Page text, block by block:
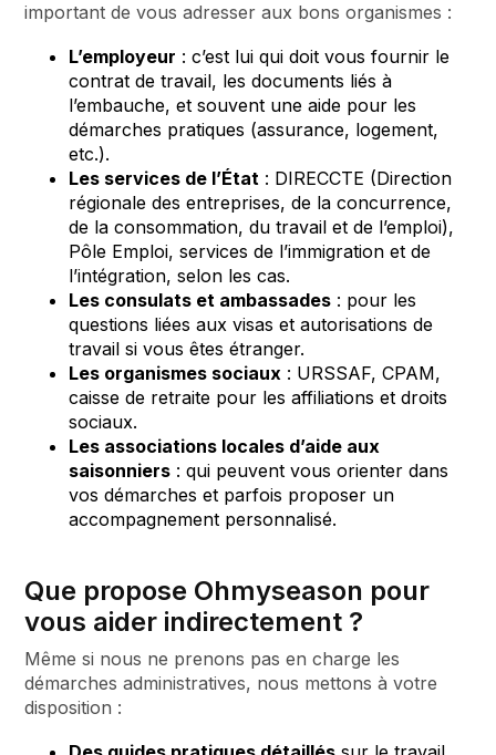
important de vous adresser aux bons organismes :
L’employeur : c’est lui qui doit vous fournir le
contrat de travail, les documents liés à
l’embauche, et souvent une aide pour les
démarches pratiques (assurance, logement,
etc.).
Les services de l’État : DIRECCTE (Direction
régionale des entreprises, de la concurrence,
de la consommation, du travail et de l’emploi),
Pôle Emploi, services de l’immigration et de
l’intégration, selon les cas.
Les consulats et ambassades : pour les
questions liées aux visas et autorisations de
travail si vous êtes étranger.
Les organismes sociaux : URSSAF, CPAM,
caisse de retraite pour les affiliations et droits
sociaux.
Les associations locales d’aide aux
saisonniers : qui peuvent vous orienter dans
vos démarches et parfois proposer un
accompagnement personnalisé.
Que propose Ohmyseason pour
vous aider indirectement ?
Même si nous ne prenons pas en charge les
démarches administratives, nous mettons à votre
disposition :